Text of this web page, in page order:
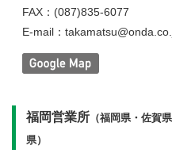
FAX：(087)835-6077
E-mail：
福岡営業所 （福岡県・佐賀
県）